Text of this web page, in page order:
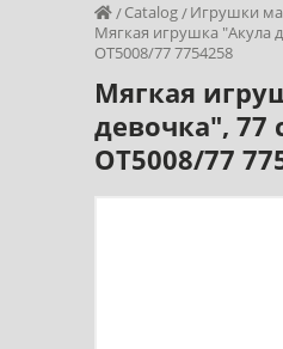
Catalog
Игрушки
Мягкая игрушка "Акула
OT5008/77 7754258
Мягкая
девочка", 77
OT5008/77